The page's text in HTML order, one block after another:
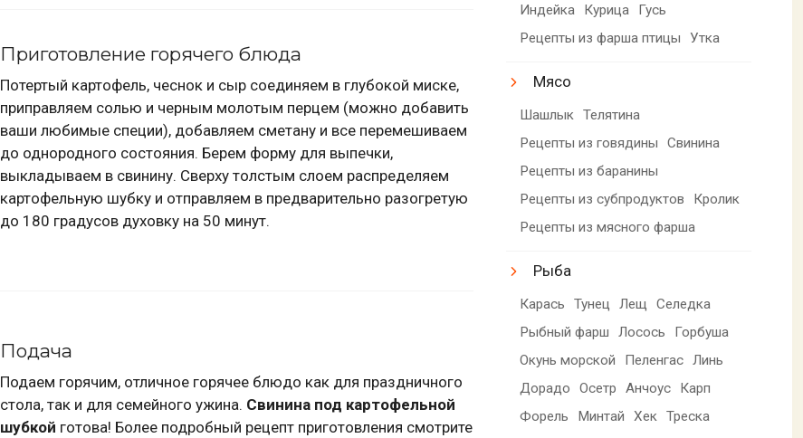
Приготовление горячего блюда
Потертый картофель, чеснок и сыр соединяем в глубокой миске,
приправляем солью и черным молотым перцем (можно добавить
ваши любимые специи), добавляем сметану и все перемешиваем
до однородного состояния. Берем форму для выпечки,
выкладываем в свинину. Сверху толстым слоем распределяем
картофельную шубку и отправляем в предварительно разогретую
до 180 градусов духовку на 50 минут.
Подача
Подаем горячим, отличное горячее блюдо как для праздничного
стола, так и для семейного ужина. Свинина под картофельной
шубкой готова! Более подробный рецепт приготовления смотрите
Индейка Курица
Гусь
Рецепты из фарша птицы
Утка
Мясо
Шашлык Телятина
Рецепты из говядины
Свинина
Рецепты из баранины
Рецепты из субпродуктов
Кролик
Рецепты из мясного фарша
Рыба
Карась Тунец Лещ
Селедка
Рыбный фарш
Лосось
Горбуша
Окунь морской
Пеленгас Линь
Дорадо
Осетр Анчоус
Карп
Форель
Минтай Хек Треска